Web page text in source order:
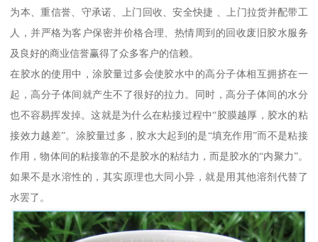
为本、重信誉、守承诺、上门回收、安全快捷 、上门拉货并配带工
人，并严格为客户保密并价格合理、热情周到的回收废旧胶水服务
及良好的商业信誉赢得了众多客户的信赖。
在胶水的使用中，涂胶量过多会使胶水中的高分子体相互拥挤在一
起，高分子体间就产生不了很好的拉力。同时，高分子体间的水分
也不容易挥发掉。这就是为什么在粘接过程中“胶膜越厚，胶水的粘
接效力越差”。涂胶量过多，胶水大起到的是“填充作用”而不是粘接
作用，物体间的粘接靠的不是胶水的粘结力，而是胶水的“内聚力”。
如果不是水溶性的，其实原理也大同小异，就是用其他溶剂代替了
水罢了。